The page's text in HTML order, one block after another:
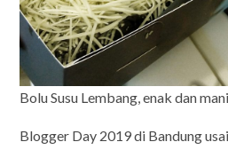
Bolu Susu Lembang, enak dan
Blogger Day 2019 di Bandung